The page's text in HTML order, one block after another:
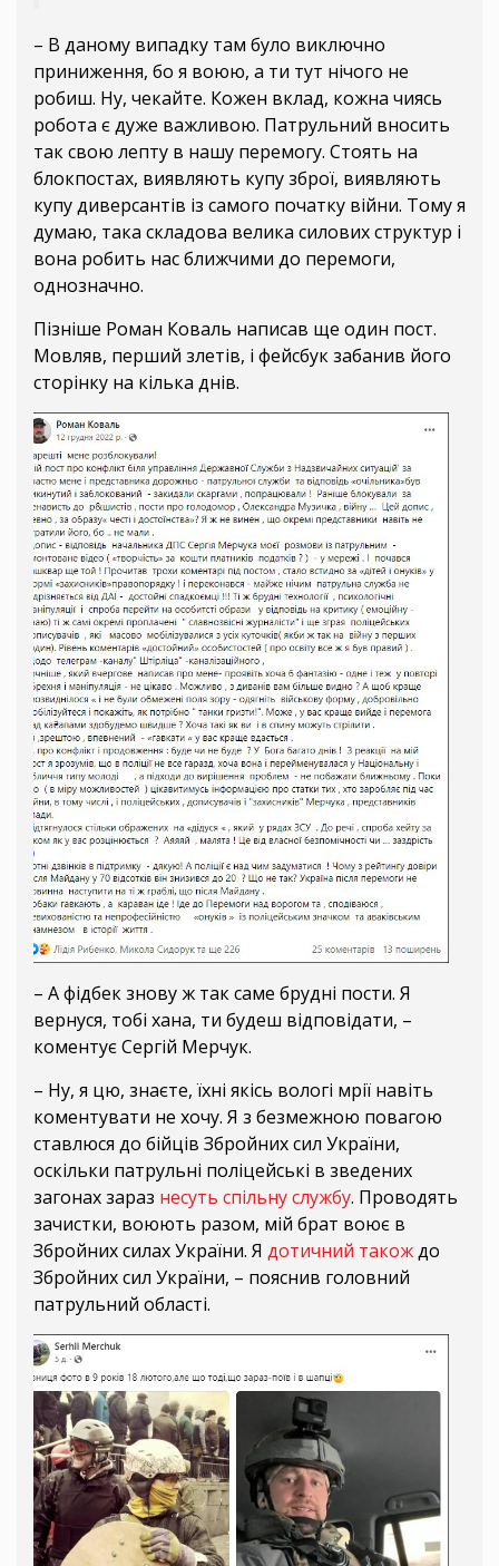
– В даному випадку там було виключно
приниження, бо я воюю, а ти тут нічого не
робиш. Ну, чекайте. Кожен вклад, кожна чиясь
робота є дуже важливою. Патрульний вносить
так свою лепту в нашу перемогу. Стоять на
блокпостах, виявляють купу зброї, виявляють
купу диверсантів із самого початку війни. Тому я
думаю, така складова велика силових структур і
вона робить нас ближчими до перемоги,
однозначно.
Пізніше Роман Коваль написав ще один пост.
Мовляв, перший злетів, і фейсбук забанив його
сторінку на кілька днів.
– А фідбек знову ж так саме брудні пости. Я
вернуся, тобі хана, ти будеш відповідати, –
коментує Сергій Мерчук.
– Ну, я цю, знаєте, їхні якісь вологі мрії навіть
коментувати не хочу. Я з безмежною повагою
ставлюся до бійців Збройних сил України,
оскільки патрульні поліцейські в зведених
загонах зараз несуть спільну службу. Проводять
зачистки, воюють разом, мій брат воює в
Збройних силах України. Я дотичний такождо
Збройних сил України, – пояснив головний
патрульний області.